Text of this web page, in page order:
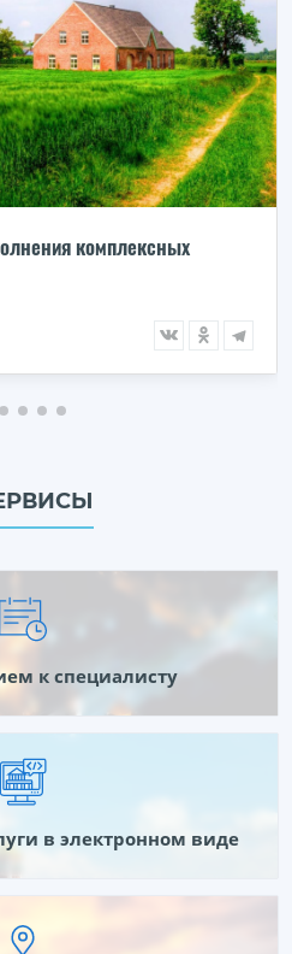
комплексных
к специалисту
в электронном виде